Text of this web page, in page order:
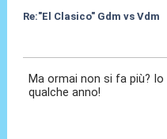
Re:"El Clasico" Gdm vs Vdm
Ma ormai non si fa più?
qualche anno!